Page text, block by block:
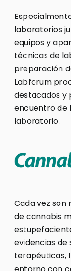
laboratorios
equipos y
técnicas de
preparación
Labforum
destacados y
encuentro de
laboratorio.
Cada vez son
de cannabis
evidencias de
terapéuticas,